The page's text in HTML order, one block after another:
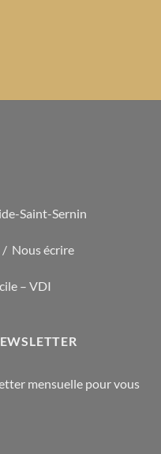
Saint-Sernin
/ Nous écrire
– VDI
mensuelle pour vous